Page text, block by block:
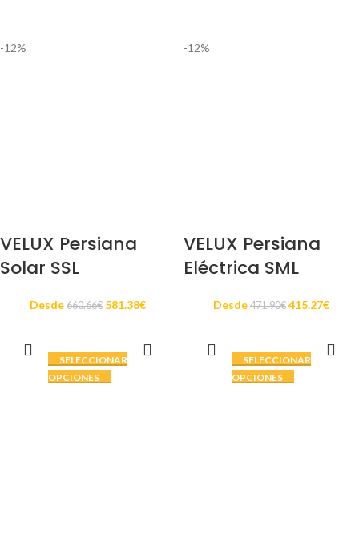
-12%
VELUX Persiana
Solar SSL
Desde 660.66€ 581.38€
SELECCIONAR
OPCIONES
-12%
VELUX Persiana
Eléctrica SML
Desde 471.90€ 415.27€
SELECCIONAR
OPCIONES